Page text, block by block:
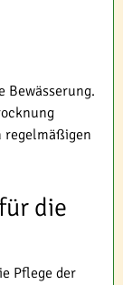
Bewässerung.
regelmäßigen
die
Pflege der